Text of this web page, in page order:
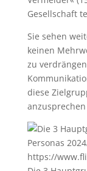
Gesellschaft
Sie sehen
keinen
zu
diese